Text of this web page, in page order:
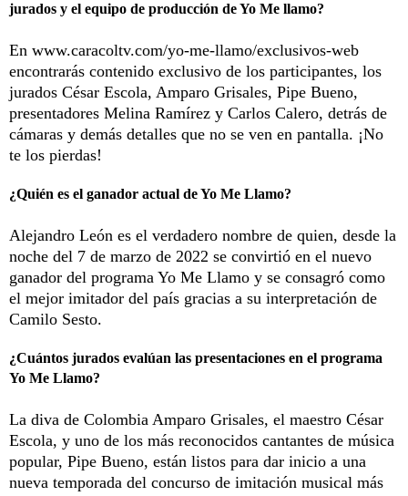
jurados y el equipo de producción de Yo Me llamo?
En www.caracoltv.com/yo-me-llamo/exclusivos-web
encontrarás contenido exclusivo de los participantes, los
jurados César Escola, Amparo Grisales, Pipe Bueno,
presentadores Melina Ramírez y Carlos Calero, detrás de
cámaras y demás detalles que no se ven en pantalla. ¡No
te los pierdas!
¿Quién es el ganador actual de Yo Me Llamo?
Alejandro León es el verdadero nombre de quien, desde la
noche del 7 de marzo de 2022 se convirtió en el nuevo
ganador del programa Yo Me Llamo y se consagró como
el mejor imitador del país gracias a su interpretación de
Camilo Sesto.
¿Cuántos jurados evalúan las presentaciones en el programa
Yo Me Llamo?
La diva de Colombia Amparo Grisales, el maestro César
Escola, y uno de los más reconocidos cantantes de música
popular, Pipe Bueno, están listos para dar inicio a una
nueva temporada del concurso de imitación musical más